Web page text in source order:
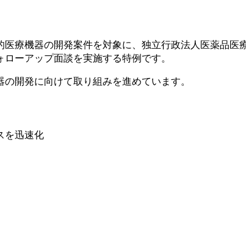
療機器の開発案件を対象に、独立行政法人医薬品
ーアップ面談を実施する特例です。
開発に向けて取り組みを進めています。
を迅速化